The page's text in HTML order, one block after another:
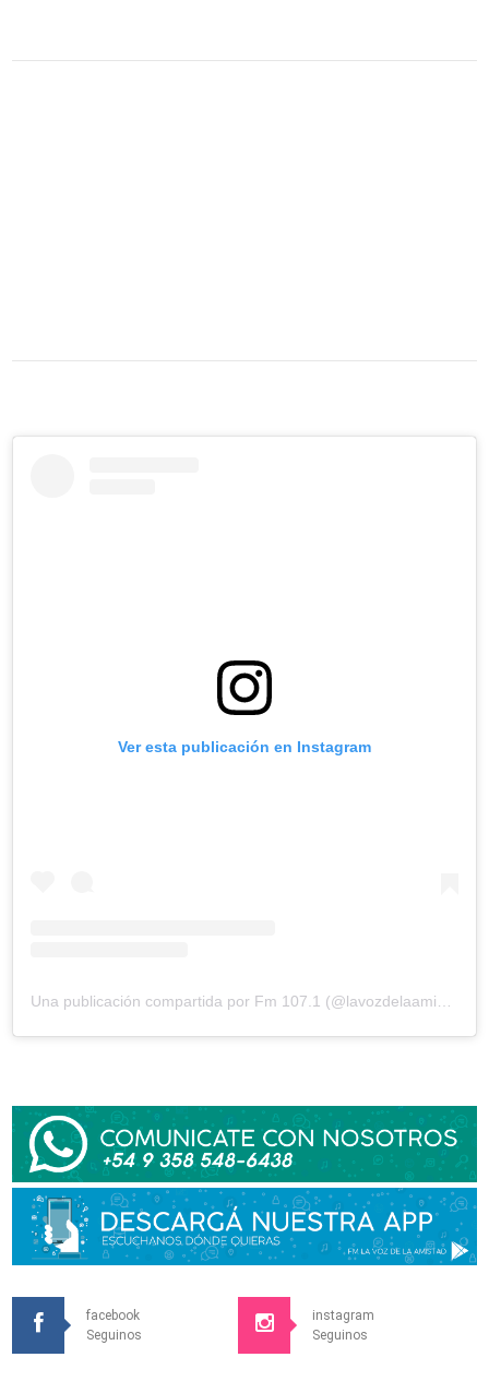
Ver esta publicación en Instagram
facebook
Seguinos
instagram
Seguinos